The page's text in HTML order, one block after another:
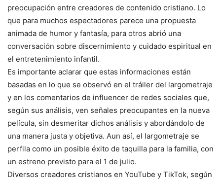
preocupación entre creadores de contenido cristiano. Lo
que para muchos espectadores parece una propuesta
animada de humor y fantasía, para otros abrió una
conversación sobre discernimiento y cuidado espiritual en
el entretenimiento infantil.
Es importante aclarar que estas informaciones están
basadas en lo que se observó en el tráiler del largometraje
y en los comentarios de influencer de redes sociales que,
según sus análisis, ven señales preocupantes en la nueva
película, sin desmeritar dichos análisis y abordándolo de
una manera justa y objetiva. Aun así, el largometraje se
perfila como un posible éxito de taquilla para la familia, con
un estreno previsto para el 1 de julio.
Diversos creadores cristianos en YouTube y TikTok, según